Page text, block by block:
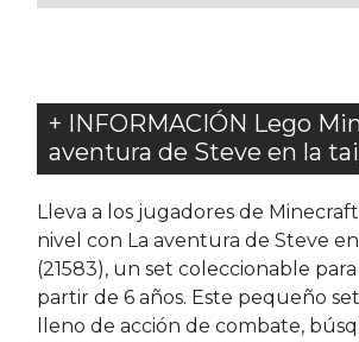
+ INFORMACIÓN Lego
aventura de Steve en la
Lleva a los jugadores de
nivel con La aventura de Steve
(21583), un set coleccionable
partir de 6 años. Este pequeño
lleno de acción de combate,